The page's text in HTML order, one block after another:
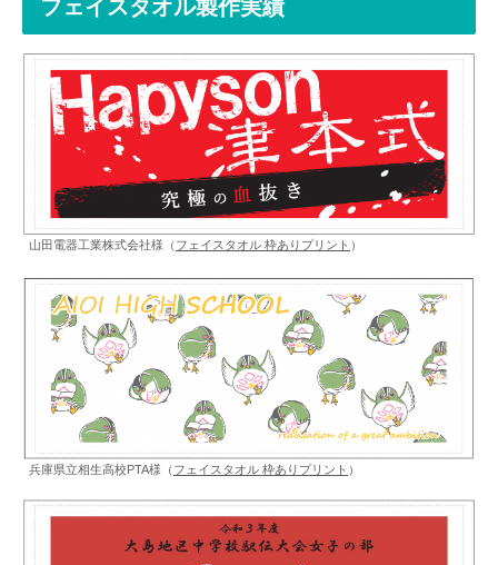
フェイスタオル製作実績
山田電器工業株式会社様（ フェイスタオル 枠ありプリント ）
兵庫県立相生高校PTA様（ フェイスタオル 枠ありプリント ）